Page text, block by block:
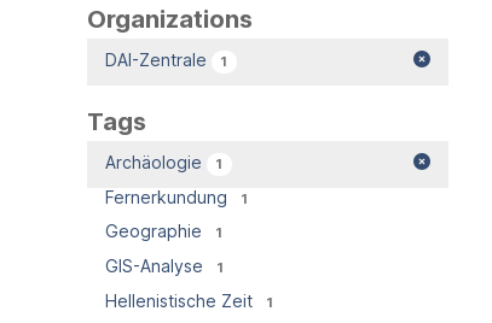
Organizations
DAI-Zentrale 1
Tags
Archäologie 1
Fernerkundung 1
Geographie 1
GIS-Analyse 1
Hellenistische Zeit 1